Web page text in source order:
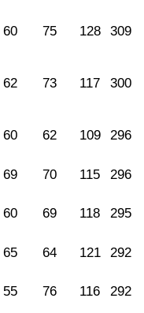
60 75 128 309
62 73 117 300
60 62 109 296
69 70 115 296
60 69 118 295
65 64 121 292
55 76 116 292